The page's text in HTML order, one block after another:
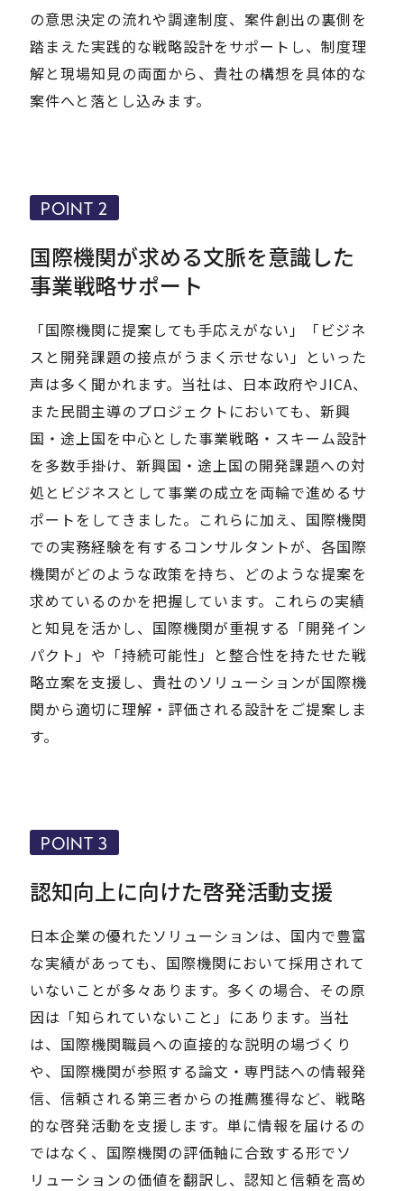
の意思決定の流れや調達制度、案件創出の裏側を
踏まえた実践的な戦略設計をサポートし、制度理
解と現場知見の両面から、貴社の構想を具体的な
案件へと落とし込みます。
国際機関が求める文脈を意識した
事業戦略サポート
POINT 2
「国際機関に提案しても手応えがない」「ビジネ
スと開発課題の接点がうまく示せない」といった
声は多く聞かれます。当社は、日本政府やJICA、
また民間主導のプロジェクトにおいても、新興
国・途上国を中心とした事業戦略・スキーム設計
を多数手掛け、新興国・途上国の開発課題への対
処とビジネスとして事業の成立を両輪で進めるサ
ポートをしてきました。これらに加え、国際機関
での実務経験を有するコンサルタントが、各国際
機関がどのような政策を持ち、どのような提案を
求めているのかを把握しています。これらの実績
と知見を活かし、国際機関が重視する「開発イン
パクト」や「持続可能性」と整合性を持たせた戦
略立案を支援し、貴社のソリューションが国際機
関から適切に理解・評価される設計をご提案しま
す。
認知向上に向けた啓発活動支援
POINT 3
日本企業の優れたソリューションは、国内で豊富
な実績があっても、国際機関において採用されて
いないことが多々あります。多くの場合、その原
因は「知られていないこと」にあります。当社
は、国際機関職員への直接的な説明の場づくり
や、国際機関が参照する論文・専門誌への情報発
信、信頼される第三者からの推薦獲得など、戦略
的な啓発活動を支援します。単に情報を届けるの
ではなく、国際機関の評価軸に合致する形でソ
リューションの価値を翻訳し、認知と信頼を高め